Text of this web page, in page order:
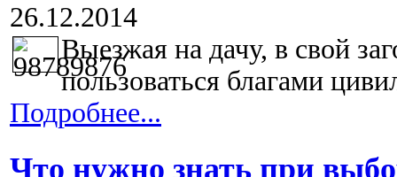
26.12.2014
Выезжая на дачу, в свой
пользоваться благами
Подробнее...
Что нужно знать при